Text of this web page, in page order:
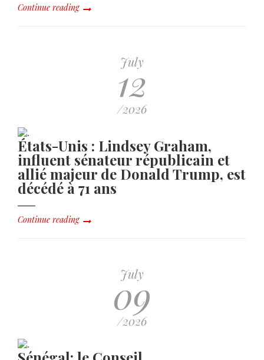
Continue reading
July
12
/2026
États-Unis : Lindsey Graham,
influent sénateur républicain et
allié majeur de Donald Trump, est
décédé à 71 ans
Continue reading
July
09
/2026